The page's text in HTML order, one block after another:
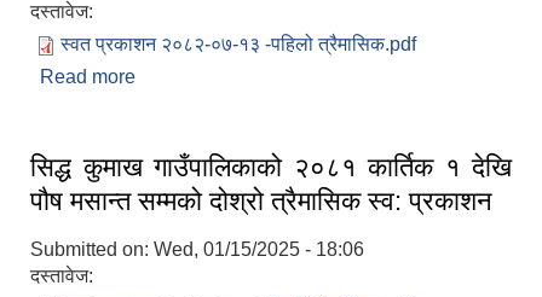
दस्तावेज:
स्वत प्रकाशन २०८२-०७-१३ -पहिलो त्रैमासिक.pdf
Read more
सिद्ध कुमाख गाउँपालिकाको २०८१ कार्तिक १ देखि
पौष मसान्त सम्मको दोश्रो त्रैमासिक स्व: प्रकाशन
Submitted on: Wed, 01/15/2025 - 18:06
दस्तावेज: